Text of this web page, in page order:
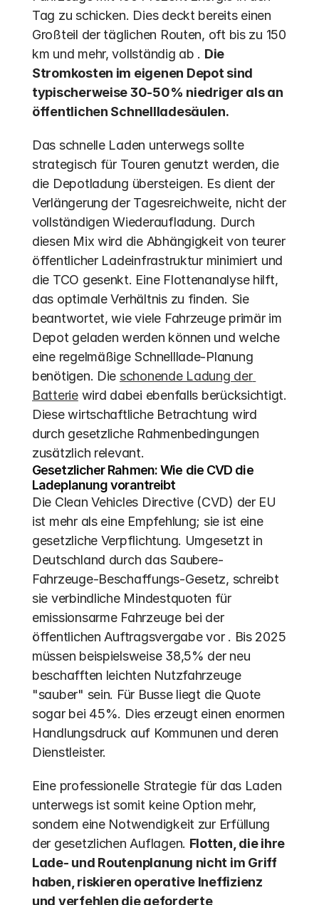
Tag zu schicken. Dies deckt bereits einen
Großteil der täglichen Routen, oft bis zu 150
km und mehr, vollständig ab . Die
Stromkosten im eigenen Depot sind
typischerweise 30-50% niedriger als an
öffentlichen Schnellladesäulen.
Das schnelle Laden unterwegs sollte
strategisch für Touren genutzt werden, die
die Depotladung übersteigen. Es dient der
Verlängerung der Tagesreichweite, nicht der
vollständigen Wiederaufladung. Durch
diesen Mix wird die Abhängigkeit von teurer
öffentlicher Ladeinfrastruktur minimiert und
die TCO gesenkt. Eine Flottenanalyse hilft,
das optimale Verhältnis zu finden. Sie
beantwortet, wie viele Fahrzeuge primär im
Depot geladen werden können und welche
eine regelmäßige Schnelllade-Planung
benötigen. Die schonende Ladung der
Batterie wird dabei ebenfalls berücksichtigt.
Diese wirtschaftliche Betrachtung wird
durch gesetzliche Rahmenbedingungen
zusätzlich relevant.
Gesetzlicher Rahmen: Wie die CVD die
Ladeplanung vorantreibt
Die Clean Vehicles Directive (CVD) der EU
ist mehr als eine Empfehlung; sie ist eine
gesetzliche Verpflichtung. Umgesetzt in
Deutschland durch das Saubere-
Fahrzeuge-Beschaffungs-Gesetz, schreibt
sie verbindliche Mindestquoten für
emissionsarme Fahrzeuge bei der
öffentlichen Auftragsvergabe vor . Bis 2025
müssen beispielsweise 38,5% der neu
beschafften leichten Nutzfahrzeuge
"sauber" sein. Für Busse liegt die Quote
sogar bei 45%. Dies erzeugt einen enormen
Handlungsdruck auf Kommunen und deren
Dienstleister.
Eine professionelle Strategie für das Laden
unterwegs ist somit keine Option mehr,
sondern eine Notwendigkeit zur Erfüllung
der gesetzlichen Auflagen. Flotten, die ihre
Lade- und Routenplanung nicht im Griff
haben, riskieren operative Ineffizienz
und verfehlen die geforderte